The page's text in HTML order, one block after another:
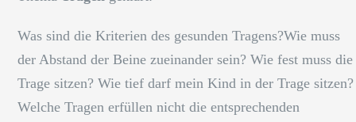
Was sind die Kriterien des gesunden Tragens?Wie muss
der Abstand der Beine zueinander sein? Wie fest muss die
Trage sitzen? Wie tief darf mein Kind in der Trage sitzen?
Welche Tragen erfüllen nicht die entsprechenden